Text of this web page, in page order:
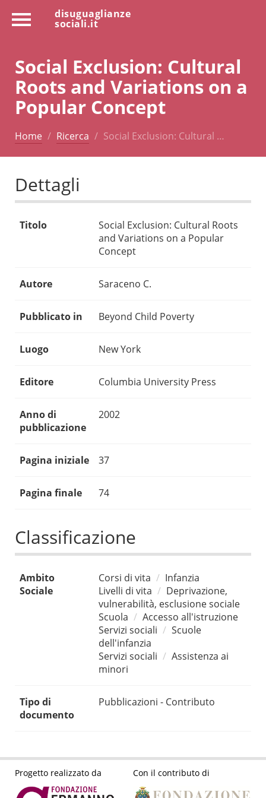
disuguaglianze
sociali.it
Social Exclusion: Cultural
Roots and Variations on a
Popular Concept
Home Ricerca Social Exclusion: Cultural …
Dettagli
Titolo
Social Exclusion: Cultural Roots
and Variations on a Popular
Concept
Autore Saraceno C.
Pubblicato in Beyond Child Poverty
Luogo New York
Editore Columbia University Press
Anno di
pubblicazione
2002
Pagina iniziale 37
Pagina finale 74
Classificazione
Ambito
Sociale
Corsi di vita
Infanzia
Livelli di vita
Deprivazione,
vulnerabilità, esclusione sociale
Scuola
Accesso all'istruzione
Servizi sociali
Scuole
dell'infanzia
Servizi sociali
Assistenza ai
minori
Tipo di
documento
Pubblicazioni - Contributo
Progetto realizzato da Con il contributo di